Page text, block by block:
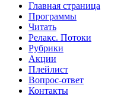
Главная страница
Программы
Читать
Релакс. Потоки
Рубрики
Акции
Плейлист
Вопрос-ответ
Контакты